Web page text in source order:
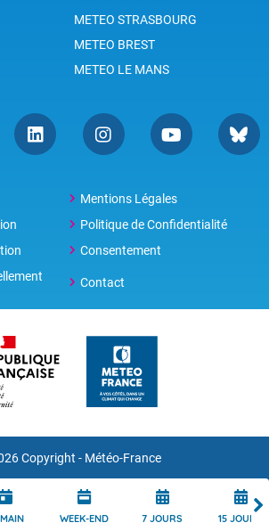
WEEK-END 7 JOURS 15 JOURS
METEO STRASBOURG
METEO BREST
METEO LE MANS
Mentions Légales
Politique de Confidentialité
Consentement
Contact
Copyright - Météo-France